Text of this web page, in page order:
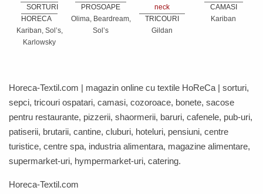
SORTURI
HORECA
Kariban, Sol’s,
Karlowsky
PROSOAPE
Olima, Beardream,
Sol’s
TRICOURI
Gildan
CAMASI
Kariban
Horeca-Textil.com | magazin online cu textile HoReCa | sorturi,
sepci, tricouri ospatari, camasi, cozoroace, bonete, sacose
pentru restaurante, pizzerii, shaormerii, baruri, cafenele, pub-uri,
patiserii, brutarii, cantine, cluburi, hoteluri, pensiuni, centre
turistice, centre spa, industria alimentara, magazine alimentare,
supermarket-uri, hympermarket-uri, catering.
Horeca-Textil.com